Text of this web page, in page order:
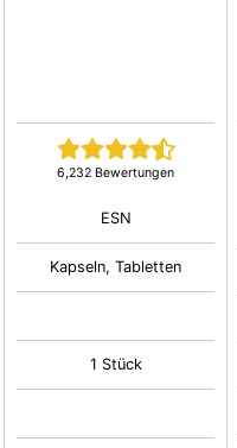
6,232 Bewertungen
ESN
Kapseln, Tabletten
1 Stück